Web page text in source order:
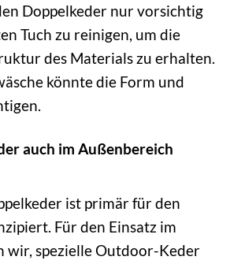
Doppelkeder nur vorsichtig
Tuch zu reinigen, um die
des Materials zu erhalten.
könnte die Form und
auch im Außenbereich
ist primär für den
Für den Einsatz im
wir, spezielle Outdoor-Keder